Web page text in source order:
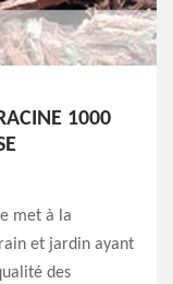
1000
met à la
et jardin ayant
des